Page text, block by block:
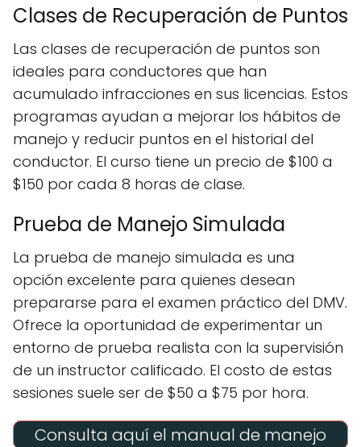
Clases de Recuperación de Puntos
Las clases de recuperación de puntos son
ideales para conductores que han
acumulado infracciones en sus licencias. Estos
programas ayudan a mejorar los hábitos de
manejo y reducir puntos en el historial del
conductor. El curso tiene un precio de $100 a
$150 por cada 8 horas de clase.
Prueba de Manejo Simulada
La prueba de manejo simulada es una
opción excelente para quienes desean
prepararse para el examen práctico del DMV.
Ofrece la oportunidad de experimentar un
entorno de prueba realista con la supervisión
de un instructor calificado. El costo de estas
sesiones suele ser de $50 a $75 por hora.
Consulta aquí el manual de manejo